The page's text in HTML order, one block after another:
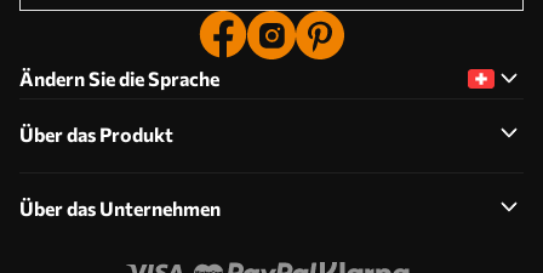
Ändern Sie die Sprache
Über das Produkt
Über das Unternehmen